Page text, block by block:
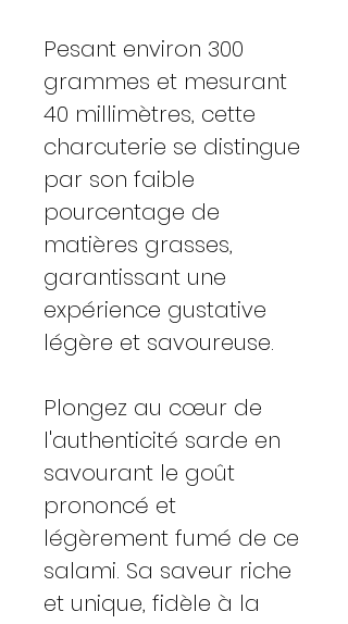
Pesant environ 300
grammes et mesurant
40 millimètres, cette
charcuterie se distingue
par son faible
pourcentage de
matières grasses,
garantissant une
expérience gustative
légère et savoureuse.
Plongez au cœur de
l'authenticité sarde en
savourant le goût
prononcé et
légèrement fumé de ce
salami. Sa saveur riche
et unique, fidèle à la